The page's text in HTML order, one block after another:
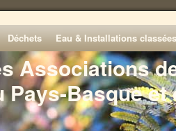
Associations
Basque et
Déchets Eau & Installations classées